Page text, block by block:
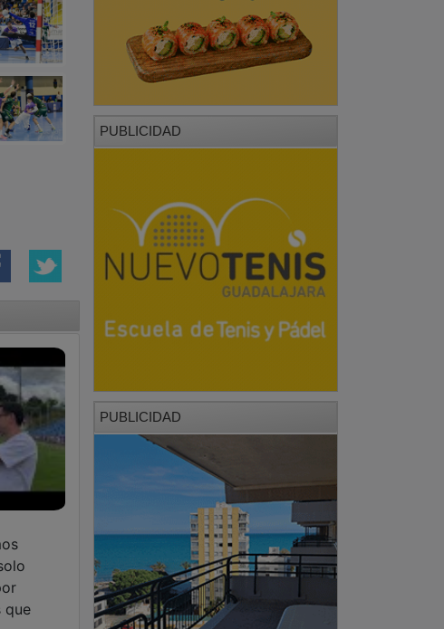
que
PUBLICIDAD
PUBLICIDAD